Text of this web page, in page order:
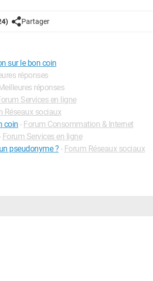
Partager
sur le bon coin
réponses
réponses
Services en ligne
Réseaux sociaux
coin - Forum Consommation & Internet
Forum Services en ligne
pseudonyme ? - Forum Réseaux sociaux